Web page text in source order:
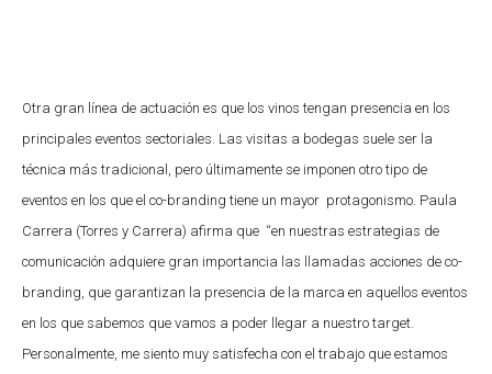
Otra gran línea de actuación es que los vinos tengan presencia en los
principales eventos sectoriales. Las visitas a bodegas suele ser la
técnica más tradicional, pero últimamente se imponen otro tipo de
eventos en los que el co-branding tiene un mayor protagonismo. Paula
Carrera (Torres y Carrera) afirma que “en nuestras estrategias de
comunicación adquiere gran importancia las llamadas acciones de co-
branding, que garantizan la presencia de la marca en aquellos eventos
en los que sabemos que vamos a poder llegar a nuestro target.
Personalmente, me siento muy satisfecha con el trabajo que estamos